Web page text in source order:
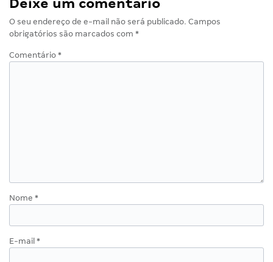
Deixe um comentário
O seu endereço de e-mail não será publicado. Campos
obrigatórios são marcados com *
Comentário *
Nome *
E-mail *